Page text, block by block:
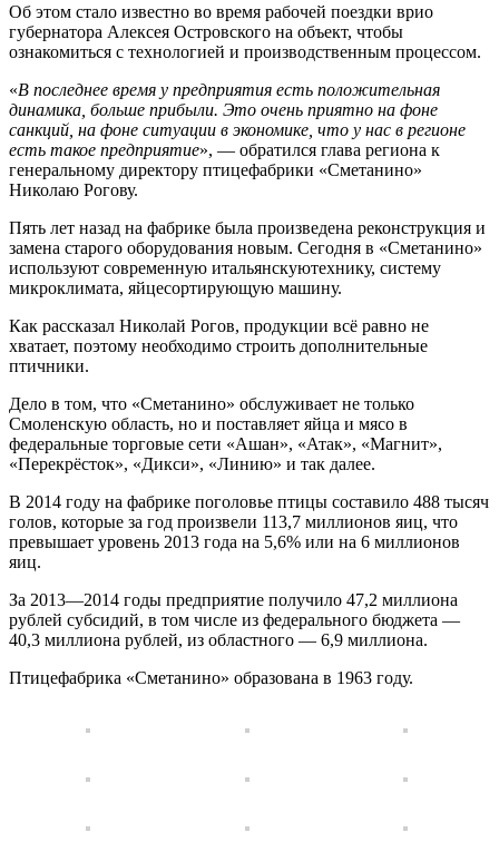
Об этом стало известно во время рабочей поездки врио
губернатора Алексея Островского на объект, чтобы
ознакомиться с технологией и производственным процессом.
«В последнее время у предприятия есть положительная
динамика, больше прибыли. Это очень приятно на фоне
санкций, на фоне ситуации в экономике, что у нас в регионе
есть такое предприятие», — обратился глава региона к
генеральному директору птицефабрики «Сметанино»
Николаю Рогову.
Пять лет назад на фабрике была произведена реконструкция и
замена старого оборудования новым. Сегодня в «Сметанино»
используют современную итальянскуютехнику, систему
микроклимата, яйцесортирующую машину.
Как рассказал Николай Рогов, продукции всё равно не
хватает, поэтому необходимо строить дополнительные
птичники.
Дело в том, что «Сметанино» обслуживает не только
Смоленскую область, но и поставляет яйца и мясо в
федеральные торговые сети «Ашан», «Атак», «Магнит»,
«Перекрёсток», «Дикси», «Линию» и так далее.
В 2014 году на фабрике поголовье птицы составило 488 тысяч
голов, которые за год произвели 113,7 миллионов яиц, что
превышает уровень 2013 года на 5,6% или на 6 миллионов
яиц.
За 2013—2014 годы предприятие получило 47,2 миллиона
рублей субсидий, в том числе из федерального бюджета —
40,3 миллиона рублей, из областного — 6,9 миллиона.
Птицефабрика «Сметанино» образована в 1963 году.